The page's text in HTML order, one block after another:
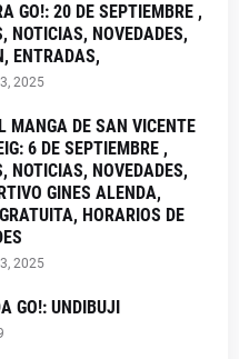
GO!: 20 DE SEPTIEMBRE ,
NOTICIAS, NOVEDADES,
ENTRADAS,
2025
MANGA DE SAN VICENTE
6 DE SEPTIEMBRE ,
NOTICIAS, NOVEDADES,
GINES ALENDA,
HORARIOS DE
2025
GO!: UNDIBUJI